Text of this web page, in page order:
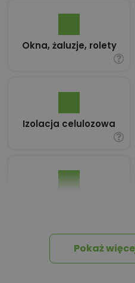
Okna, żaluzje, rolety
Izolacja celulozowa
Pokaż